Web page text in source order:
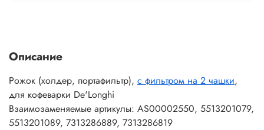
Описание
Рожок (холдер, портафильтр), с фильтром на 2 чашки,
для кофеварки De'Longhi
Взаимозаменяемые артикулы: AS00002550, 5513201079,
5513201089, 7313286889, 7313286819